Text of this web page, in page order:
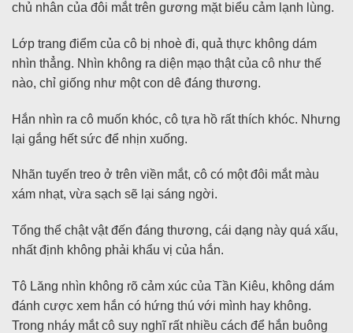
chủ nhân của đôi mắt trên gương mặt biểu cảm lạnh lùng.
Lớp trang điểm của cô bị nhoè đi, quả thực không dám
nhìn thẳng. Nhìn không ra diện mạo thật của cô như thế
nào, chỉ giống như một con dê đáng thương.
Hắn nhìn ra cô muốn khóc, cô tựa hồ rất thích khóc. Nhưng
lại gắng hết sức để nhịn xuống.
Nhãn tuyến treo ở trên viền mắt, cô có một đôi mắt màu
xám nhạt, vừa sạch sẽ lại sáng ngời.
Tổng thể chật vật đến đáng thương, cái dạng này quá xấu,
nhất định không phải khẩu vị của hắn.
Tô Lăng nhìn không rõ cảm xúc của Tần Kiêu, không dám
đánh cược xem hắn có hứng thú với mình hay không.
Trong nháy mắt cô suy nghĩ rất nhiều cách để hắn buông